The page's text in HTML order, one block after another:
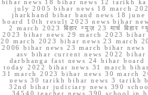
bihar news 18 bihar news 12 tarikh
july 2005 bihar news 18 march
jharkhand bihar band news 18
board 10th result 2023 news bihar
2 march 2023 बिहार न्यूज़ 23 मार्च
2023 bihar news 29 march 2023
20 march 2023 bihar news 23 march
2006 bihar news 23 march bihar
asv bihar current news 2022
darbhanga fast news 24 bihar board
today 2022 bihar news 31 march
31 march 2023 bihar news 30 march
news 30 tarikh bihar news 3 tarikh
32nd bihar judiciary news 390
34540 teacher news 390 school in